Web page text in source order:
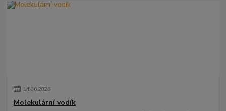
14.06.2026
Molekulární vodík